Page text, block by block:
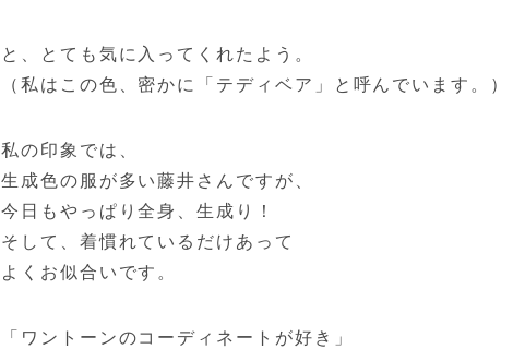
と、とても気に入ってくれたよう。
（私はこの色、密かに「テディベア」と呼んでいます。）
私の印象では、
生成色の服が多い藤井さんですが、
今日もやっぱり全身、生成り！
そして、着慣れているだけあって
よくお似合いです。
「ワントーンのコーディネートが好き」